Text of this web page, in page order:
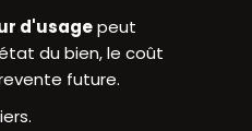
d'usagepeut
du bien, le coût
future.